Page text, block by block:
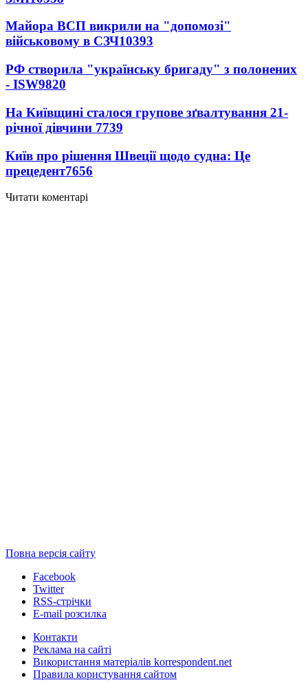
Майора ВСП викрили на "допомозі"
військовому в СЗЧ10393
РФ створила "українську бригаду" з полонених
- ISW9820
На Київщині сталося групове зґвалтування 21-
річної дівчини 7739
Київ про рішення Швеції щодо судна: Це
прецедент7656
Читати коментарі
Повна версія сайту
Facebook
Twitter
RSS-стрічки
E-mail розсилка
Контакти
Реклама на сайті
Використання матеріалів korrespondent.net
Правила користування сайтом